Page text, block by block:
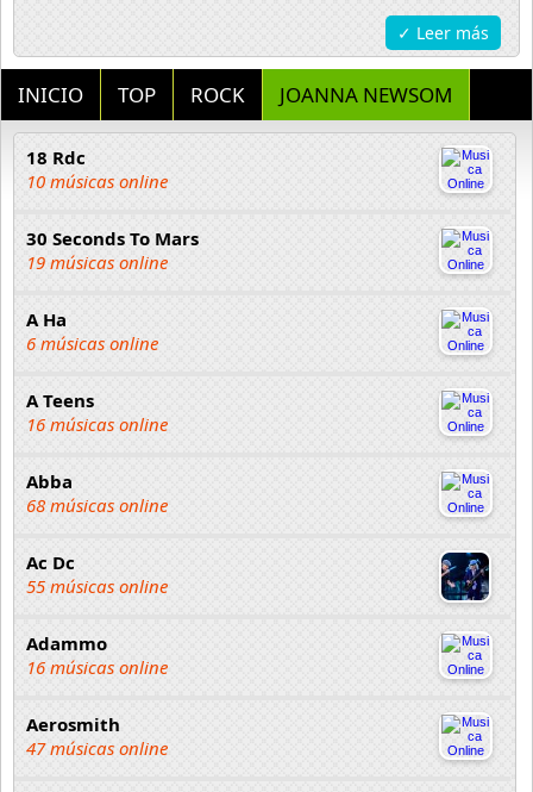
✓ Leer más
INICIO TOP ROCK JOANNA NEWSOM
18 Rdc
10 músicas online
30 Seconds To Mars
19 músicas online
A Ha
6 músicas online
A Teens
16 músicas online
Abba
68 músicas online
Ac Dc
55 músicas online
Adammo
16 músicas online
Aerosmith
47 músicas online